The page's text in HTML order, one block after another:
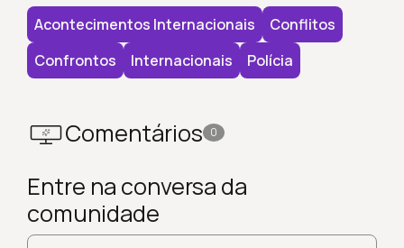
Acontecimentos Internacionais
Conflitos
Confrontos
Internacionais Polícia
Comentários 0
Entre na conversa da
comunidade